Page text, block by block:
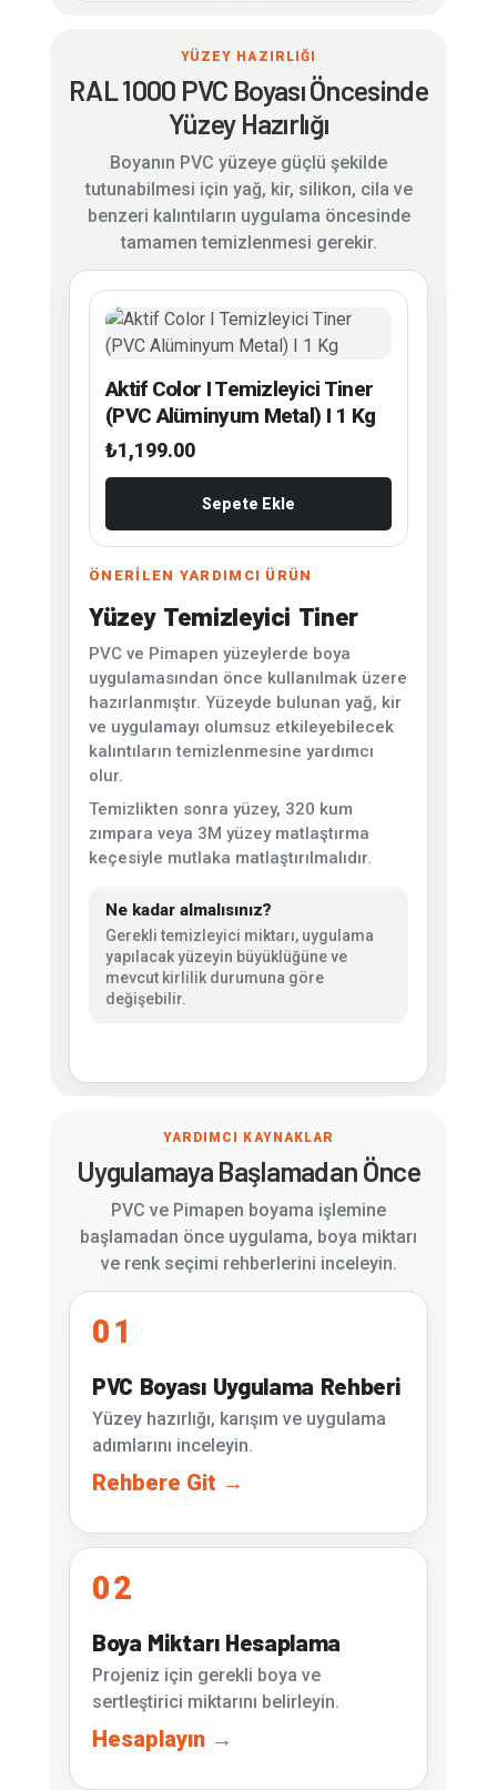
YÜZEY HAZIRLIĞI
RAL 1000 PVC Boyası Öncesinde
Yüzey Hazırlığı
Boyanın PVC yüzeye güçlü şekilde
tutunabilmesi için yağ, kir, silikon, cila ve
benzeri kalıntıların uygulama öncesinde
tamamen temizlenmesi gerekir.
Aktif Color I Temizleyici Tiner
(PVC Alüminyum Metal) I 1 Kg
₺1,199.00
Sepete Ekle
ÖNERİLEN YARDIMCI ÜRÜN
Yüzey Temizleyici Tiner
PVC ve Pimapen yüzeylerde boya
uygulamasından önce kullanılmak üzere
hazırlanmıştır. Yüzeyde bulunan yağ, kir
ve uygulamayı olumsuz etkileyebilecek
kalıntıların temizlenmesine yardımcı
olur.
Temizlikten sonra yüzey, 320 kum
zımpara veya 3M yüzey matlaştırma
keçesiyle mutlaka matlaştırılmalıdır.
Ne kadar almalısınız?
Gerekli temizleyici miktarı, uygulama
yapılacak yüzeyin büyüklüğüne ve
mevcut kirlilik durumuna göre
değişebilir.
YARDIMCI KAYNAKLAR
Uygulamaya Başlamadan Önce
PVC ve Pimapen boyama işlemine
başlamadan önce uygulama, boya miktarı
ve renk seçimi rehberlerini inceleyin.
01
PVC Boyası Uygulama Rehberi
Yüzey hazırlığı, karışım ve uygulama
adımlarını inceleyin.
Rehbere Git →
02
Boya Miktarı Hesaplama
Projeniz için gerekli boya ve
sertleştirici miktarını belirleyin.
Hesaplayın →